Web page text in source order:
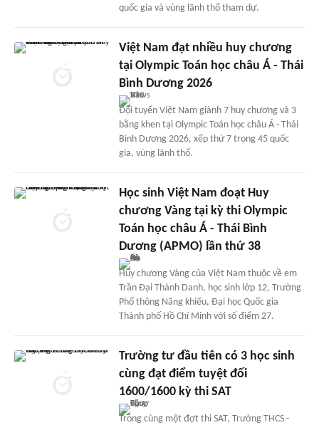
quốc gia và vùng lãnh thổ tham dự.
Việt Nam đạt nhiều huy chương
tại Olympic Toán học châu Á - Thái
Bình Dương 2026
Đội tuyển Việt Nam giành 7 huy chương và 3
bằng khen tại Olympic Toán học châu Á - Thái
Bình Dương 2026, xếp thứ 7 trong 45 quốc
gia, vùng lãnh thổ.
Học sinh Việt Nam đoạt Huy
chương Vàng tại kỳ thi Olympic
Toán học châu Á - Thái Bình
Dương (APMO) lần thứ 38
Huy chương Vàng của Việt Nam thuộc về em
Trần Đại Thành Danh, học sinh lớp 12, Trường
Phổ thông Năng khiếu, Đại học Quốc gia
Thành phố Hồ Chí Minh với số điểm 27.
Trường tư đầu tiên có 3 học sinh
cùng đạt điểm tuyệt đối
1600/1600 kỳ thi SAT
Trong cùng một đợt thi SAT, Trường THCS -